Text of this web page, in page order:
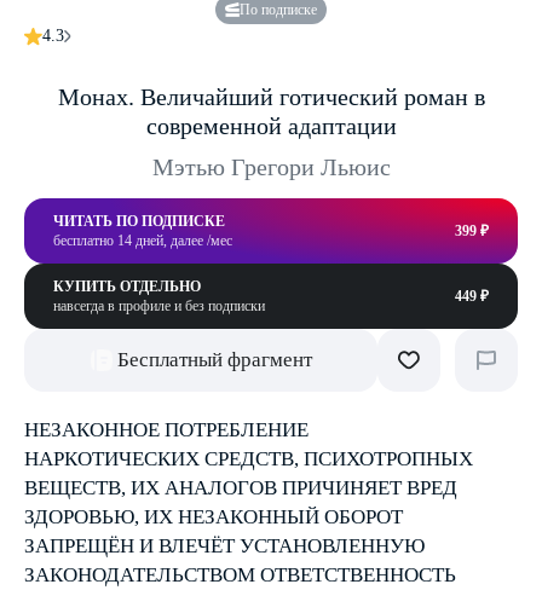
По подписке
4.3
Монах. Величайший готический роман в
современной адаптации
Мэтью Грегори Льюис
ЧИТАТЬ ПО ПОДПИСКЕ
бесплатно 14 дней, далее /мес
399 ₽
КУПИТЬ ОТДЕЛЬНО
навсегда в профиле и без подписки
449 ₽
Бесплатный фрагмент
НЕЗАКОННОЕ ПОТРЕБЛЕНИЕ
НАРКОТИЧЕСКИХ СРЕДСТВ, ПСИХОТРОПНЫХ
ВЕЩЕСТВ, ИХ АНАЛОГОВ ПРИЧИНЯЕТ ВРЕД
ЗДОРОВЬЮ, ИХ НЕЗАКОННЫЙ ОБОРОТ
ЗАПРЕЩЁН И ВЛЕЧЁТ УСТАНОВЛЕННУЮ
ЗАКОНОДАТЕЛЬСТВОМ ОТВЕТСТВЕННОСТЬ